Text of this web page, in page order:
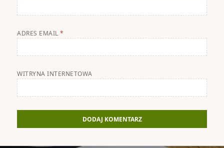
ADRES EMAIL*
WITRYNA INTERNETOWA